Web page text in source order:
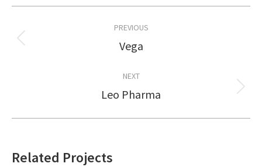
navigation
PREVIOUS
Previous
Vega
NEXT
Next
Leo Pharma
Related Projects